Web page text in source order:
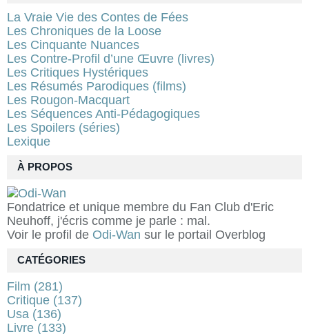
À PROPOS
Fondatrice et unique membre du Fan Club d'Eric
Neuhoff, j'écris comme je parle : mal.
Voir le profil de Odi-Wan sur le portail Overblog
La Vraie Vie des Contes de Fées
Les Chroniques de la Loose
Les Cinquante Nuances
Les Contre-Profil d’une Œuvre (livres)
Les Critiques Hystériques
Les Résumés Parodiques (films)
Les Rougon-Macquart
Les Séquences Anti-Pédagogiques
Les Spoilers (séries)
Lexique
CATÉGORIES
Film (281)
Critique (137)
Usa (136)
Livre (133)